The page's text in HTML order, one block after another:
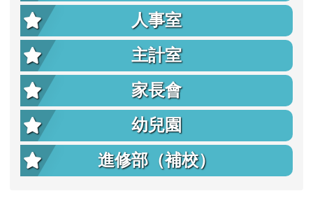
人事室
主計室
家長會
幼兒園
進修部（補校）